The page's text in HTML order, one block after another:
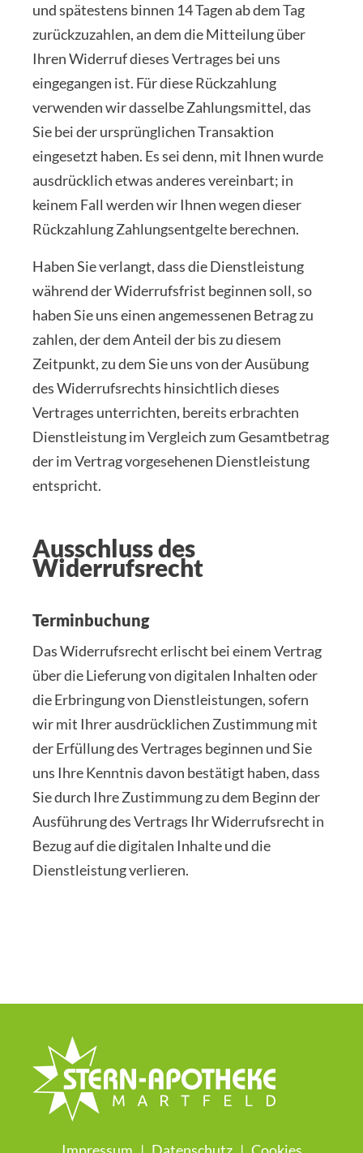
und spätestens binnen 14 Tagen ab dem Tag
zurückzuzahlen, an dem die Mitteilung über
Ihren Widerruf dieses Vertrages bei uns
eingegangen ist. Für diese Rückzahlung
verwenden wir dasselbe Zahlungsmittel, das
Sie bei der ursprünglichen Transaktion
eingesetzt haben. Es sei denn, mit Ihnen wurde
ausdrücklich etwas anderes vereinbart; in
keinem Fall werden wir Ihnen wegen dieser
Rückzahlung Zahlungsentgelte berechnen.
Haben Sie verlangt, dass die Dienstleistung
während der Widerrufsfrist beginnen soll, so
haben Sie uns einen angemessenen Betrag zu
zahlen, der dem Anteil der bis zu diesem
Zeitpunkt, zu dem Sie uns von der Ausübung
des Widerrufsrechts hinsichtlich dieses
Vertrages unterrichten, bereits erbrachten
Dienstleistung im Vergleich zum Gesamtbetrag
der im Vertrag vorgesehenen Dienstleistung
entspricht.
Ausschluss des
Widerrufsrecht
Terminbuchung
Das Widerrufsrecht erlischt bei einem Vertrag
über die Lieferung von digitalen Inhalten oder
die Erbringung von Dienstleistungen, sofern
wir mit Ihrer ausdrücklichen Zustimmung mit
der Erfüllung des Vertrages beginnen und Sie
uns Ihre Kenntnis davon bestätigt haben, dass
Sie durch Ihre Zustimmung zu dem Beginn der
Ausführung des Vertrags Ihr Widerrufsrecht in
Bezug auf die digitalen Inhalte und die
Dienstleistung verlieren.
Impressum | Datenschutz| Cookies